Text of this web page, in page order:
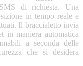
di richiesta. Una
in tempo reale e
Il braccialetto invia
in maniera automatica
a seconda delle
che si desidera